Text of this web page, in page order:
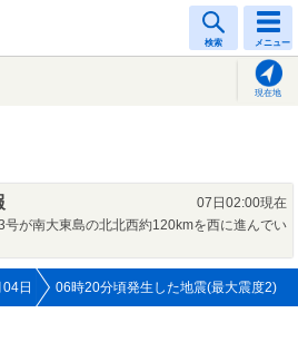
検索 メニュー
現在地
07日02:00現在
号が南大東島の北北西約120kmを西に進んでい
日 06時20分頃発生した地震(最大震度2)